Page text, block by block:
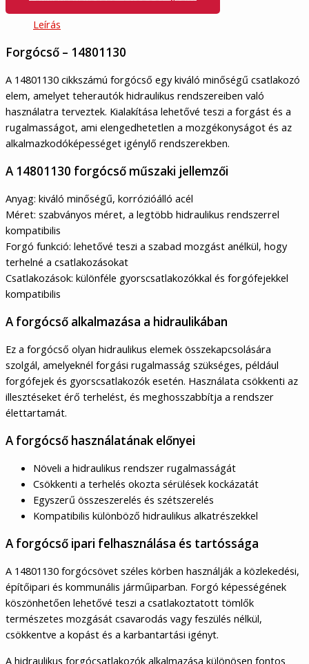
Leírás
Forgócső – 14801130
A 14801130 cikkszámú forgócső egy kiváló minőségű csatlakozó
elem, amelyet teherautók hidraulikus rendszereiben való
használatra terveztek. Kialakítása lehetővé teszi a forgást és a
rugalmasságot, ami elengedhetetlen a mozgékonyságot és az
alkalmazkodóképességet igénylő rendszerekben.
A 14801130 forgócső műszaki jellemzői
Anyag: kiváló minőségű, korrózióálló acél
Méret: szabványos méret, a legtöbb hidraulikus rendszerrel
kompatibilis
Forgó funkció: lehetővé teszi a szabad mozgást anélkül, hogy
terhelné a csatlakozásokat
Csatlakozások: különféle gyorscsatlakozókkal és forgófejekkel
kompatibilis
A forgócső alkalmazása a hidraulikában
Ez a forgócső olyan hidraulikus elemek összekapcsolására
szolgál, amelyeknél forgási rugalmasság szükséges, például
forgófejek és gyorscsatlakozók esetén. Használata csökkenti az
illesztéseket érő terhelést, és meghosszabbítja a rendszer
élettartamát.
A forgócső használatának előnyei
Növeli a hidraulikus rendszer rugalmasságát
Csökkenti a terhelés okozta sérülések kockázatát
Egyszerű összeszerelés és szétszerelés
Kompatibilis különböző hidraulikus alkatrészekkel
A forgócső ipari felhasználása és tartóssága
A 14801130 forgócsövet széles körben használják a közlekedési,
építőipari és kommunális járműiparban. Forgó képességének
köszönhetően lehetővé teszi a csatlakoztatott tömlők
természetes mozgását csavarodás vagy feszülés nélkül,
csökkentve a kopást és a karbantartási igényt.
A hidraulikus forgócsatlakozók alkalmazása különösen fontos